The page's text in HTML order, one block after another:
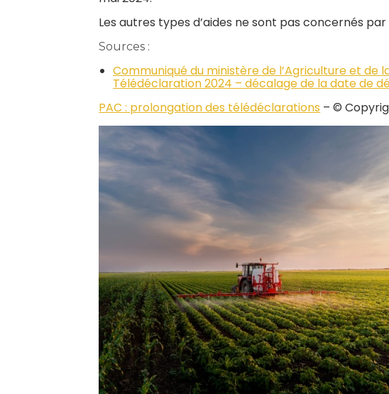
Les autres types d’aides ne sont pas concernés
Sources :
Communiqué du ministère de l’Agriculture et de
Télédéclaration 2024 – décalage de la date de
PAC : prolongation des télédéclarations – ©